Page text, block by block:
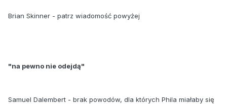
Brian Skinner - patrz wiadomość powyżej
"na pewno nie odejdą"
Samuel Dalembert - brak powodów, dla których Phila miałaby się